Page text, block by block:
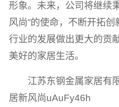
形象。未来，公司将继续
风尚”的使命，不断开拓
行业的发展做出更大的贡
美好的家居生活。
江苏东钢金属家居有
居新风尚uAuFy46h